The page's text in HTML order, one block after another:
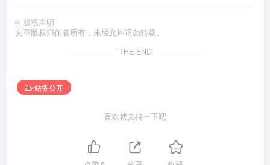
© 版权声明
文章版权归作者所有，未经允许请勿转载。
THE END
站务公开
喜欢就支持一下吧